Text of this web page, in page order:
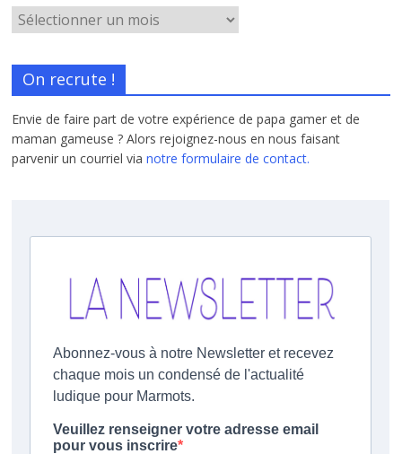
On recrute !
Envie de faire part de votre expérience de papa gamer et de
maman gameuse ? Alors rejoignez-nous en nous faisant
parvenir un courriel vianotre formulaire de contact.